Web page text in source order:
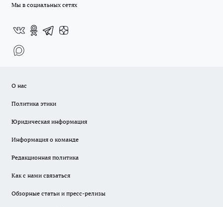
Мы в социальных сетях
О нас
Политика этики
Юридическая информация
Информация о команде
Редакционная политика
Как с нами связаться
Обзорные статьи и пресс-релизы